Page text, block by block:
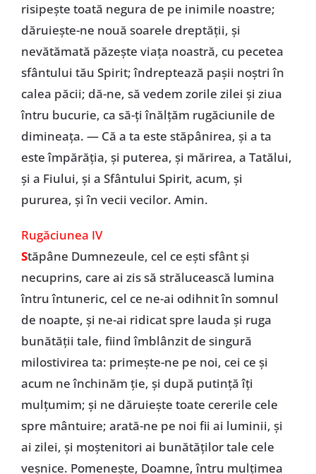
risipeşte toată negura de pe inimile noastre;
dăruieşte-ne nouă soarele dreptăţii, şi
nevătămată păzeşte viaţa noastră, cu pecetea
sfântului tău Spirit; îndreptează paşii noştri în
calea păcii; dă-ne, să vedem zorile zilei şi ziua
întru bucurie, ca să-ţi înălţăm rugăciunile de
dimineaţa. — Că a ta este stăpânirea, şi a ta
este împărăţia, şi puterea, şi mărirea, a Tatălui,
şi a Fiului, şi a Sfântului Spirit, acum, şi
pururea, şi în vecii vecilor. Amin.
Rugăciunea IV
Stăpâne Dumnezeule, cel ce eşti sfânt şi
necuprins, care ai zis să strălucească lumina
întru întuneric, cel ce ne-ai odihnit în somnul
de noapte, şi ne-ai ridicat spre lauda şi ruga
bunătăţii tale, fiind îmblânzit de singură
milostivirea ta: primeşte-ne pe noi, cei ce şi
acum ne închinăm ţie, şi după putinţă îţi
mulţumim; şi ne dăruieşte toate cererile cele
spre mântuire; arată-ne pe noi fii ai luminii, şi
ai zilei, şi moştenitori ai bunătăţilor tale cele
veşnice. Pomeneşte, Doamne, întru mulţimea